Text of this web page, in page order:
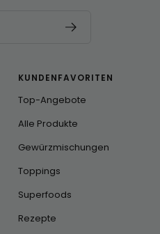
KUNDENFAVORITEN
Top-Angebote
Alle Produkte
Gewürzmischungen
Toppings
Superfoods
Rezepte